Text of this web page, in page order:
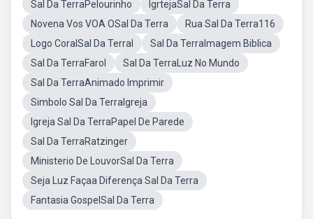
Sal Da TerraPelourinho
IgrtejaSal Da Terra
Novena Vos VOA OSal Da Terra
Rua Sal Da Terra116
Logo CoralSal Da Terral
Sal Da TerraImagem Biblica
Sal Da TerraFarol
Sal Da TerraLuz No Mundo
Sal Da TerraAnimado Imprimir
Simbolo Sal Da TerraIgreja
Igreja Sal Da TerraPapel De Parede
Sal Da TerraRatzinger
Ministerio De LouvorSal Da Terra
Seja Luz Façaa Diferença Sal Da Terra
Fantasia GospelSal Da Terra